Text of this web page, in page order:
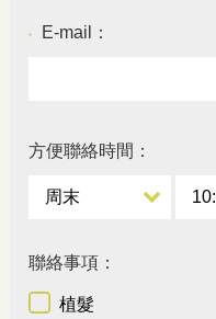
● E-mail：
方便聯絡時間：
聯絡事項：
植髮